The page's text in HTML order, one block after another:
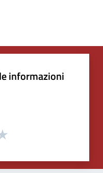
informazioni